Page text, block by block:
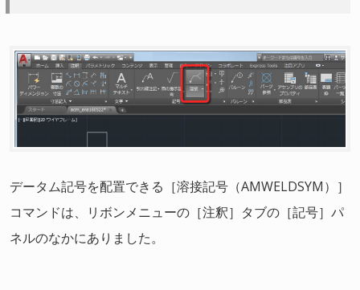
データム記号を配置できる［溶接記号（AMWELDSYM）］
コマンドは、リボンメニューの［注釈］タブの［記号］パ
ネルのなかにありました。